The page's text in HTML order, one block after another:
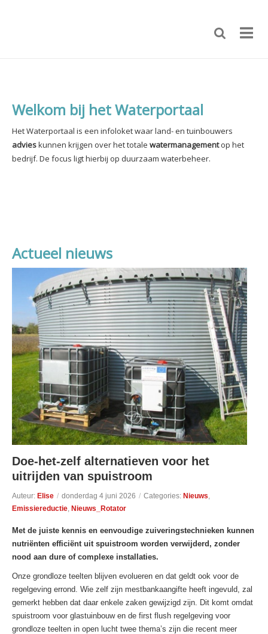
Welkom bij het Waterportaal
Het Waterportaal is een infoloket waar land- en tuinbouwers
advieskunnen krijgen over het totale watermanagementop het
bedrijf. De focus ligt hierbij op duurzaam waterbeheer.
Actueel nieuws
Doe-het-zelf alternatieven voor het
uitrijden van spuistroom
Auteur: Elise / donderdag 4 juni 2026 / Categories: Nieuws
Emissiereductie Nieuws_Rotator
Met de juiste kennis en eenvoudige zuiveringstechnieken kunnen
nutriënten efficiënt uit spuistroom worden verwijderd, zonder
nood aan dure of complexe installaties.
Onze grondloze teelten blijven evolueren en dat geldt ook voor de
regelgeving errond. Wie zelf zijn mestbankaangifte heeft ingevuld, zal
gemerkt hebben dat daar enkele zaken gewijzigd zijn. Dit komt omdat
spuistroom voor glastuinbouw en de first flush regelgeving voor
grondloze teelten in open lucht twee thema’s zijn die recent meer